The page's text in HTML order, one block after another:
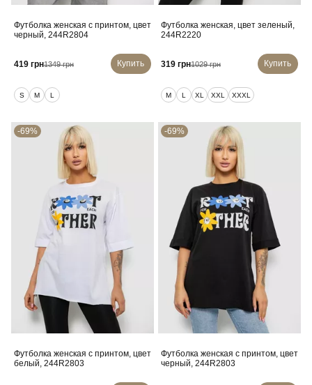
Футболка женская с принтом, цвет
черный, 244R2804
419 грн1349 грн Купить
S M L
Футболка женская, цвет зеленый,
244R2220
319 грн1029 грн Купить
M L XL XXL XXXL
-69%
Футболка женская с принтом, цвет
белый, 244R2803
-69%
Футболка женская с принтом, цвет
черный, 244R2803